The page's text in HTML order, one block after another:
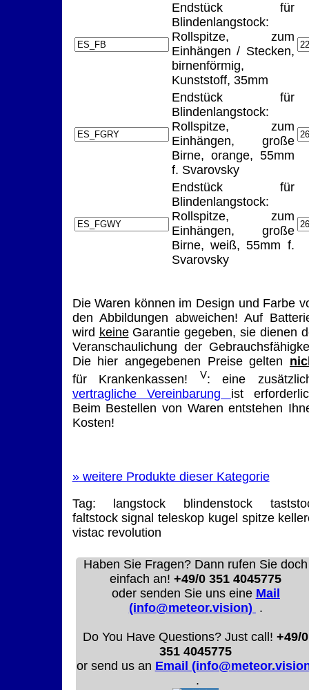
Endstück für
Blindenlangstock:
Rollspitze, zum
Einhängen / Stecken,
birnenförmig,
Kunststoff, 35mm
Endstück für
Blindenlangstock:
Rollspitze, zum
Einhängen, große
Birne, orange, 55mm
f. Svarovsky
Endstück für
Blindenlangstock:
Rollspitze, zum
Einhängen, große
Birne, weiß, 55mm f.
Svarovsky
Die Waren können im Design und Farbe
den Abbildungen abweichen! Auf
wird keineGarantie gegeben, sie dienen
Veranschaulichung der
Die hier angegebenen Preise gelten
für Krankenkassen!
V: eine
vertragliche Vereinbarung ist
Beim Bestellen von Waren entstehen
Kosten!
»weitere Produkte dieser Kategorie
Tag:
langstock blindenstock
faltstocksignal teleskop kugel spitze
vistacrevolution
Haben Sie Fragen? Dann rufen Sie doch
einfach an!+49/0 351 4045775
oder senden Sie uns eine Mail
(info@meteor.vision) .
Do You Have Questions? Just call!+49/0
351 4045775
or send us an Email
.